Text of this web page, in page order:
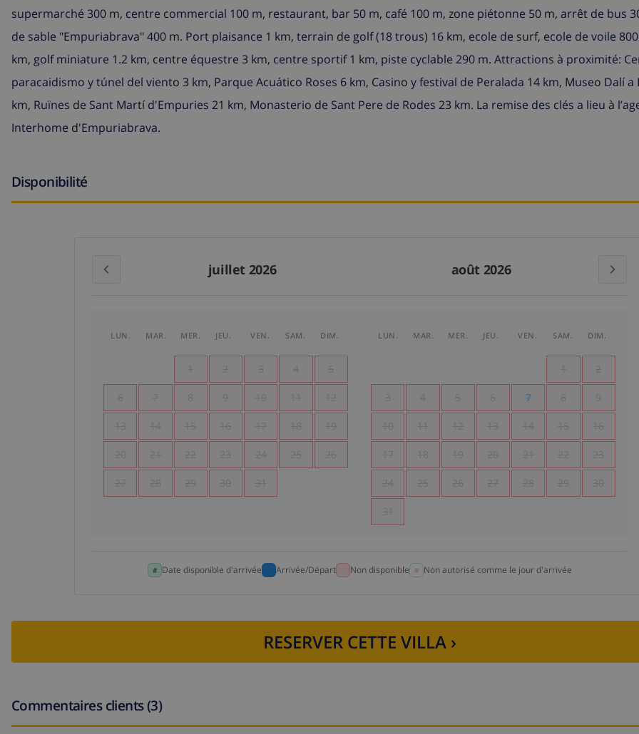
supermarché 300 m, centre commercial 100 m, restaurant, bar 50 m, café 100 m, zone piétonne 50 m, arrêt de bus
de sable "Empuriabrava" 400 m. Port plaisance 1 km, terrain de golf (18 trous) 16 km, ecole de surf, ecole de voile
km, golf miniature 1.2 km, centre équestre 3 km, centre sportif 1 km, piste cyclable 290 m. Attractions à proximité:
paracaidismo y túnel del viento 3 km, Parque Acuático Roses 6 km, Casino y festival de Peralada 14 km, Museo Dalí a
km, Ruïnes de Sant Martí d'Empuries 21 km, Monasterio de Sant Pere de Rodes 23 km. La remise des clés a lieu à
Interhome d'Empuriabrava.
Disponibilité
juillet 2026 août 2026
LUN. MAR. MER. JEU. VEN. SAM. DIM.
1 2 3 4 5
6 7 8 9 10 11 12
13 14 15 16 17 18 19
20 21 22 23 24 25 26
27 28 29 30 31
LUN. MAR. MER. JEU. VEN. SAM. DIM.
1 2
3 4 5 6 7 8 9
10 11 12 13 14 15 16
17 18 19 20 21 22 23
24 25 26 27 28 29 30
31
Date disponible d'arrivée Arrivée/Départ Non disponible Non autorisé comme le jour d'arrivée
RESERVER CETTE VILLA ›
Commentaires clients (3)